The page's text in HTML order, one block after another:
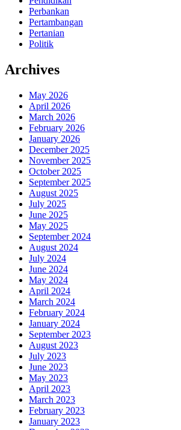
Perbankan
Pertambangan
Pertanian
Politik
Archives
May 2026
April 2026
March 2026
February 2026
January 2026
December 2025
November 2025
October 2025
September 2025
August 2025
July 2025
June 2025
May 2025
September 2024
August 2024
July 2024
June 2024
May 2024
April 2024
March 2024
February 2024
January 2024
September 2023
August 2023
July 2023
June 2023
May 2023
April 2023
March 2023
February 2023
January 2023